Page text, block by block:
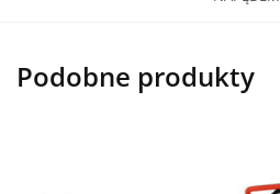
Podobne produkty